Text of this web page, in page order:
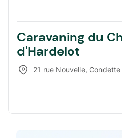
Caravaning du
d'Hardelot
21 rue Nouvelle, Condette